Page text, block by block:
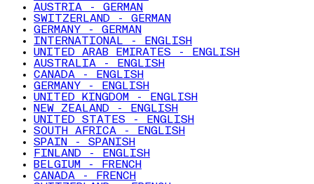
AUSTRIA - GERMAN
SWITZERLAND - GERMAN
GERMANY - GERMAN
INTERNATIONAL - ENGLISH
UNITED ARAB EMIRATES - ENGLISH
AUSTRALIA - ENGLISH
CANADA - ENGLISH
GERMANY - ENGLISH
UNITED KINGDOM - ENGLISH
NEW ZEALAND - ENGLISH
UNITED STATES - ENGLISH
SOUTH AFRICA - ENGLISH
SPAIN - SPANISH
FINLAND - ENGLISH
BELGIUM - FRENCH
CANADA - FRENCH